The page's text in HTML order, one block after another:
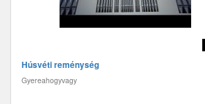
Húsvéti reménység
Gyereahogyvagy